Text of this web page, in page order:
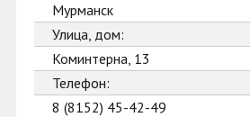
Мурманск
Улица, дом:
Коминтерна, 13
Телефон:
8 (8152) 45-42-49